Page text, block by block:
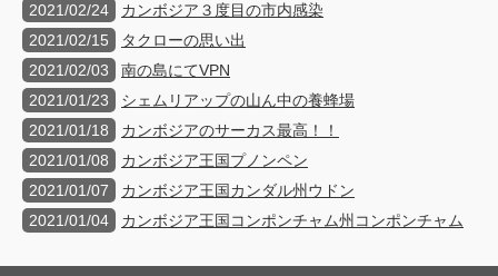
2021/02/24
カンボジア３度目の市内感染
2021/02/15
タクローの思い出
2021/02/03
南の島にてVPN
2021/01/23
シェムリアップの山ん中の養蜂場
2021/01/18
カンボジアのサーカス最高！！
2021/01/08
カンボジア王国プノンペン
2021/01/07
カンボジア王国カンダル州ウドン
2021/01/04
カンボジア王国コンポンチャム州コンポンチャム